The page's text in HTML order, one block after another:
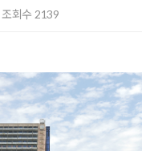
조회수 2139